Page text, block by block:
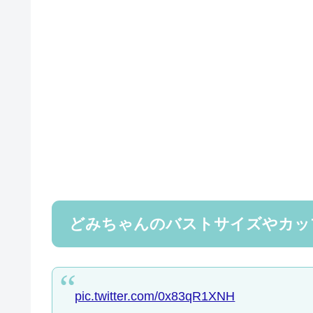
どみちゃんのバストサイズやカ
pic.twitter.com/0x83qR1XNH